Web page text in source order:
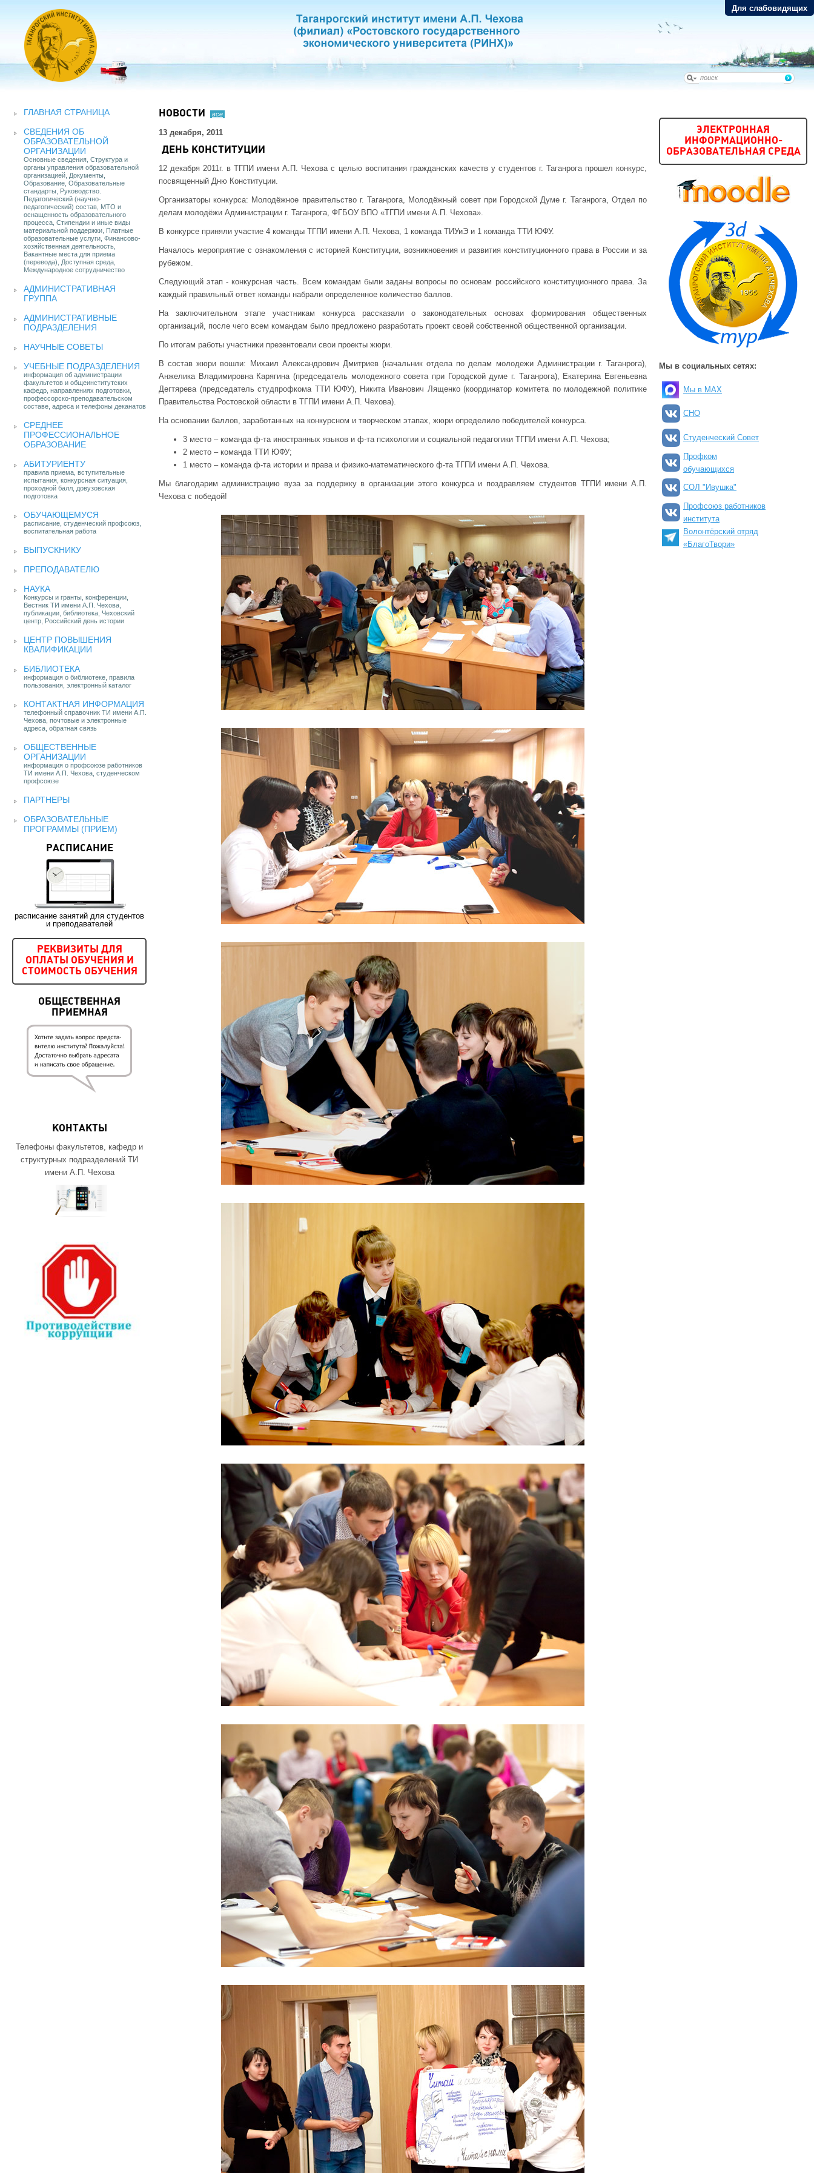
Для слабовидящих
ГЛАВНАЯ СТРАНИЦА
СВЕДЕНИЯ ОБ
ОБРАЗОВАТЕЛЬНОЙ
ОРГАНИЗАЦИИ
Основные сведения, Структура и
органы управления образовательной
организацией, Документы,
Образование, Образовательные
стандарты, Руководство.
Педагогический (научно-
педагогический) состав, МТО и
оснащенность образовательного
процесса, Стипендии и иные виды
материальной поддержки, Платные
образовательные услуги, Финансово-
хозяйственная деятельность,
Вакантные места для приема
(перевода), Доступная среда,
Международное сотрудничество
АДМИНИСТРАТИВНАЯ
ГРУППА
АДМИНИСТРАТИВНЫЕ
ПОДРАЗДЕЛЕНИЯ
НАУЧНЫЕ СОВЕТЫ
УЧЕБНЫЕ ПОДРАЗДЕЛЕНИЯ
информация об администрации
факультетов и общеинститутских
кафедр, направлениях подготовки,
профессорско-преподавательском
составе, адреса и телефоны деканатов
СРЕДНЕЕ
ПРОФЕССИОНАЛЬНОЕ
ОБРАЗОВАНИЕ
АБИТУРИЕНТУ
правила приема, вступительные
испытания, конкурсная ситуация,
проходной балл, довузовская
подготовка
ОБУЧАЮЩЕМУСЯ
расписание, студенческий профсоюз,
воспитательная работа
ВЫПУСКНИКУ
ПРЕПОДАВАТЕЛЮ
НАУКА
Конкурсы и гранты, конференции,
Вестник ТИ имени А.П. Чехова,
публикации, библиотека, Чеховский
центр, Российский день истории
ЦЕНТР ПОВЫШЕНИЯ
КВАЛИФИКАЦИИ
БИБЛИОТЕКА
информация о библиотеке, правила
пользования, электронный каталог
КОНТАКТНАЯ ИНФОРМАЦИЯ
телефонный справочник ТИ имени А.П.
Чехова, почтовые и электронные
адреса, обратная связь
ОБЩЕСТВЕННЫЕ
ОРГАНИЗАЦИИ
информация о профсоюзе работников
ТИ имени А.П. Чехова, студенческом
профсоюзе
ПАРТНЕРЫ
ОБРАЗОВАТЕЛЬНЫЕ
ПРОГРАММЫ (ПРИЕМ)
РАСПИСАНИЕ
расписание занятий для студентов
и преподавателей
РЕКВИЗИТЫ ДЛЯ
ОПЛАТЫ ОБУЧЕНИЯ И
СТОИМОСТЬ ОБУЧЕНИЯ
ОБЩЕСТВЕННАЯ
ПРИЕМНАЯ
КОНТАКТЫ
Телефоны факультетов, кафедр и
структурных подразделений ТИ
имени А.П. Чехова
НОВОСТИ все
13 декабря, 2011
ДЕНЬ КОНСТИТУЦИИ
12 декабря 2011г. в ТГПИ имени А.П. Чехова с целью воспитания гражданских качеств у студентов г. Таганрога прошел конкурс,
посвященный Дню Конституции.
Организаторы конкурса: Молодёжное правительство г. Таганрога, Молодёжный совет при Городской Думе г. Таганрога, Отдел по
делам молодёжи Администрации г. Таганрога, ФГБОУ ВПО «ТГПИ имени А.П. Чехова».
В конкурсе приняли участие 4 команды ТГПИ имени А.П. Чехова, 1 команда ТИУиЭ и 1 команда ТТИ ЮФУ.
Началось мероприятие с ознакомления с историей Конституции, возникновения и развития конституционного права в России и за
рубежом.
Следующий этап - конкурсная часть. Всем командам были заданы вопросы по основам российского конституционного права. За
каждый правильный ответ команды набрали определенное количество баллов.
На заключительном этапе участникам конкурса рассказали о законодательных основах формирования общественных
организаций, после чего всем командам было предложено разработать проект своей собственной общественной организации.
По итогам работы участники презентовали свои проекты жюри.
В состав жюри вошли: Михаил Александрович Дмитриев (начальник отдела по делам молодежи Администрации г. Таганрога),
Анжелика Владимировна Карягина (председатель молодежного совета при Городской думе г. Таганрога), Екатерина Евгеньевна
Дегтярева (председатель студпрофкома ТТИ ЮФУ), Никита Иванович Лященко (координатор комитета по молодежной политике
Правительства Ростовской области в ТГПИ имени А.П. Чехова).
На основании баллов, заработанных на конкурсном и творческом этапах, жюри определило победителей конкурса.
3 место – команда ф-та иностранных языков и ф-та психологии и социальной педагогики ТГПИ имени А.П. Чехова;
2 место – команда ТТИ ЮФУ;
1 место – команда ф-та истории и права и физико-математического ф-та ТГПИ имени А.П. Чехова.
Мы благодарим администрацию вуза за поддержку в организации этого конкурса и поздравляем студентов ТГПИ имени А.П.
Чехова с победой!
ЭЛЕКТРОННАЯ
ИНФОРМАЦИОННО-
ОБРАЗОВАТЕЛЬНАЯ СРЕДА
Мы в социальных сетях:
Мы в MAX
СНО
Студенческий Совет
Профком
обучающихся
СОЛ "Ивушка"
Профсоюз работников
института
Волонтёрский отряд
«БлагоТвори»